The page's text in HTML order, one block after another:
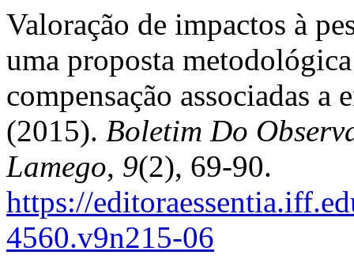
Valoração de impactos à
uma proposta
compensação associadas
(2015). Boletim Do
Lamego, 9(2), 69-90.
https://
4560.v9n215-06